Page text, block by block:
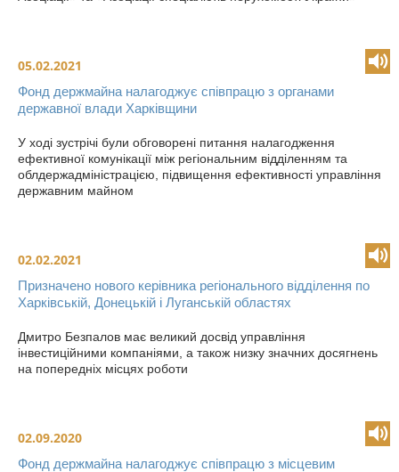
05.02.2021
Фонд держмайна налагоджує співпрацю з органами
державної влади Харківщини
У ході зустрічі були обговорені питання налагодження
ефективної комунікації між регіональним відділенням та
облдержадміністрацією, підвищення ефективності управління
державним майном
02.02.2021
Призначено нового керівника регіонального відділення по
Харківській, Донецькій і Луганській областях
Дмитро Безпалов має великий досвід управління
інвестиційними компаніями, а також низку значних досягнень
на попередніх місцях роботи
02.09.2020
Фонд держмайна налагоджує співпрацю з місцевим